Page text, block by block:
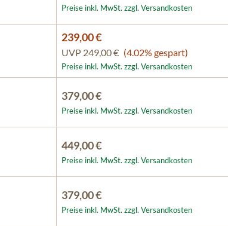
Preise inkl. MwSt. zzgl. Versandkosten
239,00 €
UVP 249,00 € (4.02% gespart)
Preise inkl. MwSt. zzgl. Versandkosten
379,00 €
Preise inkl. MwSt. zzgl. Versandkosten
449,00 €
Preise inkl. MwSt. zzgl. Versandkosten
379,00 €
Preise inkl. MwSt. zzgl. Versandkosten